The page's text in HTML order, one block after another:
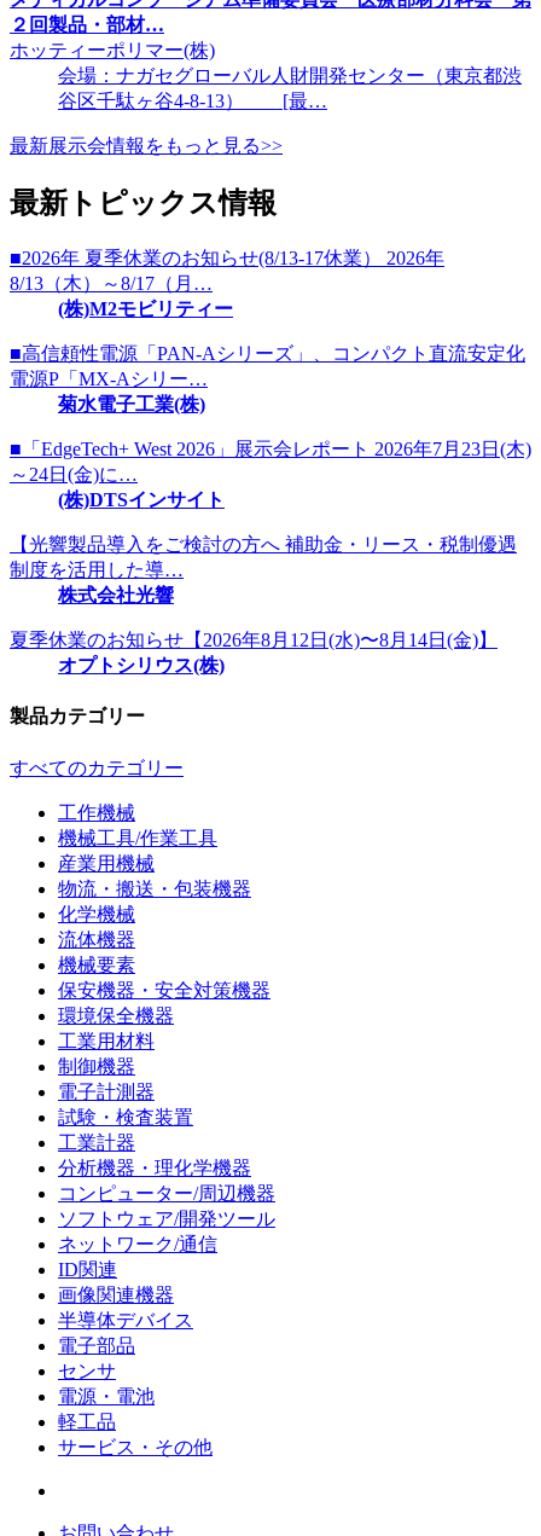
２回製品・部材…
ホッティーポリマー(株)
会場：ナガセグローバル人財開発センター（東京都渋
谷区千駄ヶ谷4-8-13） [最…
最新展示会情報をもっと見る>>
最新トピックス情報
■2026年 夏季休業のお知らせ(8/13-17休業） 2026年
8/13（木）～8/17（月…
(株)M2モビリティー
■高信頼性電源「PAN-Aシリーズ」、コンパクト直流安定化
電源P「MX-Aシリー…
菊水電子工業(株)
■「EdgeTech+ West 2026」展示会レポート 2026年7月23日(木)
～24日(金)に…
(株)DTSインサイト
【光響製品導入をご検討の方へ 補助金・リース・税制優遇
制度を活用した導…
株式会社光響
夏季休業のお知らせ【2026年8月12日(水)〜8月14日(金)】
オプトシリウス(株)
製品カテゴリー
すべてのカテゴリー
工作機械
機械工具/作業工具
産業用機械
物流・搬送・包装機器
化学機械
流体機器
機械要素
保安機器・安全対策機器
環境保全機器
工業用材料
制御機器
電子計測器
試験・検査装置
工業計器
分析機器・理化学機器
コンピューター/周辺機器
ソフトウェア/開発ツール
ネットワーク/通信
ID関連
画像関連機器
半導体デバイス
電子部品
センサ
電源・電池
軽工品
サービス・その他